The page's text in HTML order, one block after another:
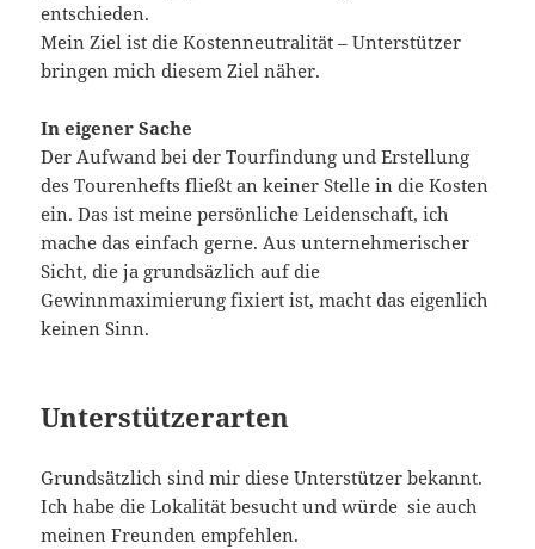
entschieden.
Mein Ziel ist die Kostenneutralität – Unterstützer
bringen mich diesem Ziel näher.
In eigener Sache
Der Aufwand bei der Tourfindung und Erstellung
des Tourenhefts fließt an keiner Stelle in die Kosten
ein. Das ist meine persönliche Leidenschaft, ich
mache das einfach gerne. Aus unternehmerischer
Sicht, die ja grundsäzlich auf die
Gewinnmaximierung fixiert ist, macht das eigenlich
keinen Sinn.
Unterstützerarten
Grundsätzlich sind mir diese Unterstützer bekannt.
Ich habe die Lokalität besucht und würde sie auch
meinen Freunden empfehlen.